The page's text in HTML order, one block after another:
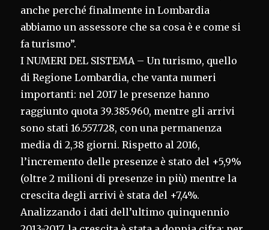
anche perché finalmente in Lombardia
abbiamo un assessore che sa cosa è e come si
fa turismo”.
I NUMERI DEL SISTEMA – Un turismo, quello
di Regione Lombardia, che vanta numeri
importanti: nel 2017 le presenze hanno
raggiunto quota 39.385.960, mentre gli arrivi
sono stati 16.557.728, con una permanenza
media di 2,38 giorni. Rispetto al 2016,
l’incremento delle presenze è stato del +5,9%
(oltre 2 milioni di presenze in più) mentre la
crescita degli arrivi è stata del +7,4%.
Analizzando i dati dell’ultimo quinquennio